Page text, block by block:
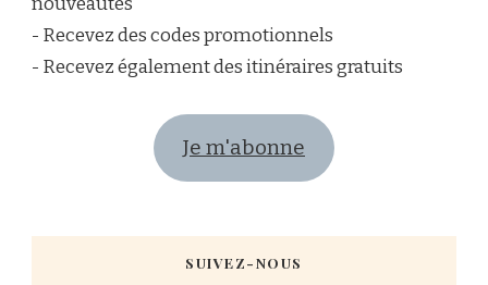
- Recevez des codes promotionnels
- Recevez également des itinéraires gratuits
Je m'abonne
SUIVEZ-NOUS